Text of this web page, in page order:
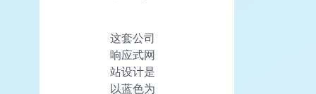
这套公司
响应式网
站设计是
以蓝色为